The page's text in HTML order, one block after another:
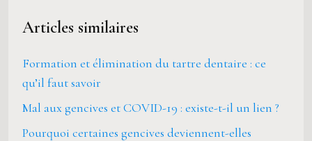
Articles similaires
Formation et élimination du tartre dentaire : ce
qu’il faut savoir
Mal aux gencives et COVID-19 : existe-t-il un lien ?
Pourquoi certaines gencives deviennent-elles